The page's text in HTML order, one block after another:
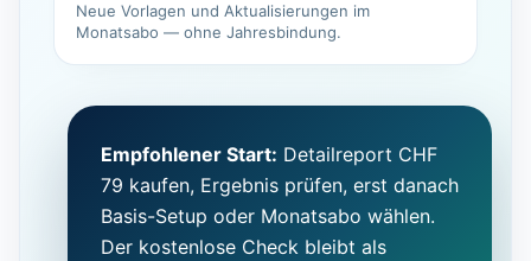
Neue Vorlagen und Aktualisierungen im
Monatsabo — ohne Jahresbindung.
Empfohlener Start: Detailreport CHF
79 kaufen, Ergebnis prüfen, erst danach
Basis-Setup oder Monatsabo wählen.
Der kostenlose Check bleibt als